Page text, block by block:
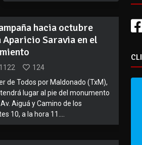
hacia octubre
Aparicio Saravia en el
1122
124
de Todos por Maldonado (TxM),
lugar al pie del monumento
Aiguá y Camino de los
10, a la hora 11....